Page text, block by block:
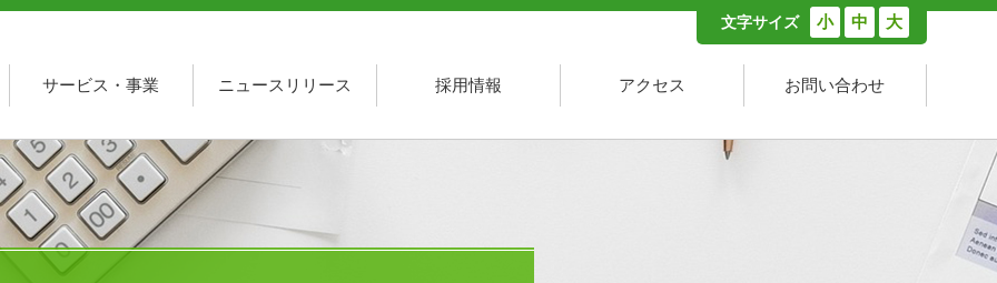
文字サイズ 小 中 大
サービス・事業 ニュースリリース 採用情報 アクセス お問い合わせ